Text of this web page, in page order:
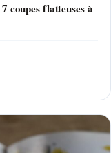
coupes flatteuses à